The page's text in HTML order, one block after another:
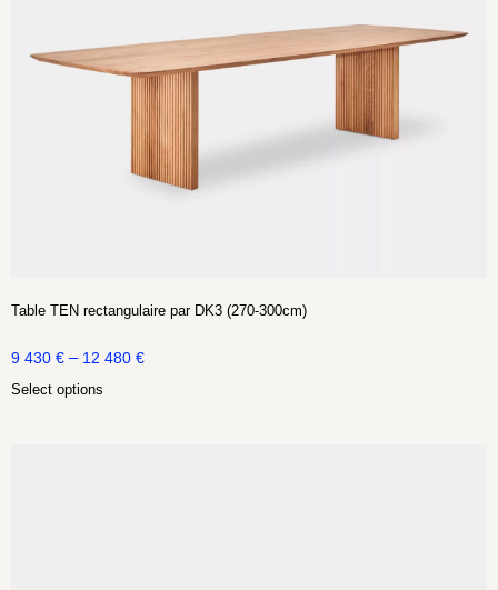
Table TEN rectangulaire par DK3 (270-300cm)
9 430 € – 12 480 €
Select options